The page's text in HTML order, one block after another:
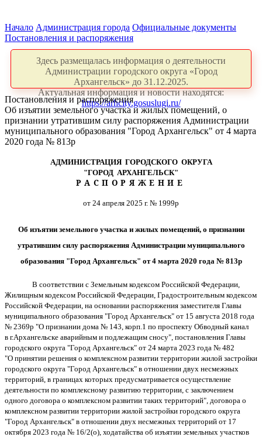
Начало Администрация города Официальные документы
Постановления и распоряжения
Здесь размещалась информация о деятельности
Администрации городского округа «Город
Архангельск» до 31.12.2025.
Актуальная информация и новости находятся:
https://arhcity.gosuslugi.ru/
Постановления и распоряжения
Об изъятии земельного участка и жилых помещений, о
признании утратившим силу распоряжения Администрации
муниципального образования "Город Архангельск" от 4 марта
2020 года № 813р
АДМИНИСТРАЦИЯ ГОРОДСКОГО ОКРУГА
"ГОРОД АРХАНГЕЛЬСК"
РАСПОРЯЖЕНИЕ
от 24 апреля 2025 г. № 1999р
Об изъятии земельного участка и жилых помещений, о признании
утратившим силу распоряжения Администрации муниципального
образования "Город Архангельск" от 4 марта 2020 года № 813р
В соответствии с Земельным кодексом Российской Федерации,
Жилищным кодексом Российской Федерации, Градостроительным кодексом
Российской Федерации, на основании распоряжения заместителя Главы
муниципального образования "Город Архангельск" от 15 августа 2018 года
№ 2369р "О признании дома № 143, корп.1 по проспекту Обводный канал
в г.Архангельске аварийным и подлежащим сносу", постановления Главы
городского округа "Город Архангельск" от 24 марта 2023 года № 482
"О принятии решения о комплексном развитии территории жилой застройки
городского округа "Город Архангельск" в отношении двух несмежных
территорий, в границах которых предусматривается осуществление
деятельности по комплексному развитию территории, с заключением
одного договора о комплексном развитии таких территорий", договора о
комплексном развитии территории жилой застройки городского округа
"Город Архангельск" в отношении двух несмежных территорий от 17
октября 2023 года № 16/2(о), ходатайства об изъятии земельных участков